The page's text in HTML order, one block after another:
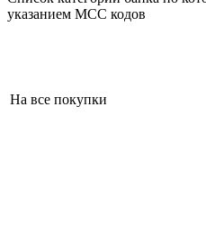
указанием MCC кодов
На все покупки